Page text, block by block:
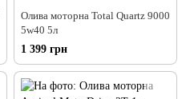
Олива моторна Total Quartz 9000
5w40 5л
1 399 грн